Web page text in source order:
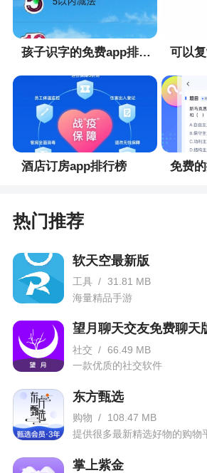
3、视频直播：无论进行什么
直播
4、可以自动转化成
视频，使你的视频更加有意思
小编评价
1、你可以通过该软件将
果你已经拥有或者准备购买GoPro
2、该软件为品牌推出的手机
你可以在这里观看照片、视频，
的各种照片，是一个温暖的大家庭
更新日志
v10.20.1版本
勇于面对挑战，减少故障。
我们对应用进行了更多漏洞
以便您能够轻松进行户外创作。
孩子识字的免费app排行榜
酒店订房app排行榜 免费
热门推荐
软天空最新版
工具 / 31.81 MB
海量精品手游
望月聊天交友免费聊天
社交 / 66.49 MB
一款优质的社交软件
东方甄选
购物 /
108.47 MB
提供很多最新精选好物的购物
掌上紫金